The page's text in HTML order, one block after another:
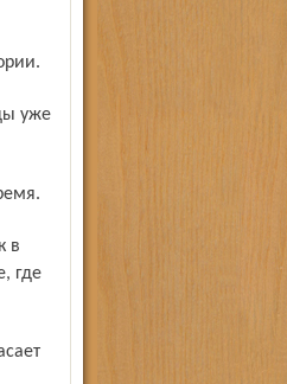
где